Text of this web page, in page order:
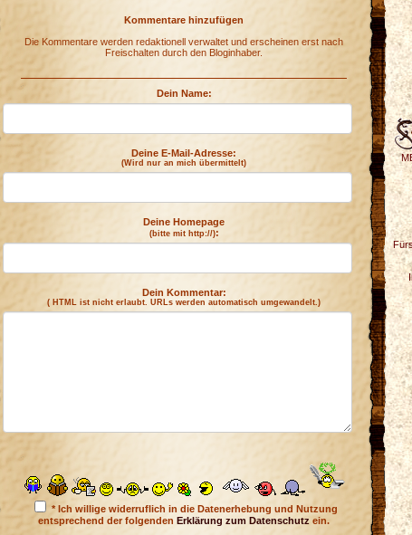
Kommentare hinzufügen
Die Kommentare werden redaktionell verwaltet und erscheinen erst nach
Freischalten durch den Bloginhaber.
Dein Name:
Deine E-Mail-Adresse:
(Wird nur an mich übermittelt)
Deine Homepage
(bitte mit http://):
Dein Kommentar:
( HTML ist nicht erlaubt. URLs werden automatisch umgewandelt.)
* Ich willige widerruflich in die Datenerhebung und Nutzung
entsprechend der folgenden Erklärung zum Datenschutz ein.